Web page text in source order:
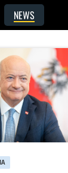
NEWS